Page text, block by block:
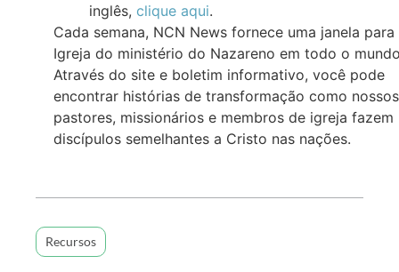
inglês, clique aqui.
Cada semana, NCN News fornece uma janela para
Igreja do ministério do Nazareno em todo o
Através do site e boletim informativo, você pode
encontrar histórias de transformação como nossos
pastores, missionários e membros de igreja fazem
discípulos semelhantes a Cristo nas nações.
Recursos